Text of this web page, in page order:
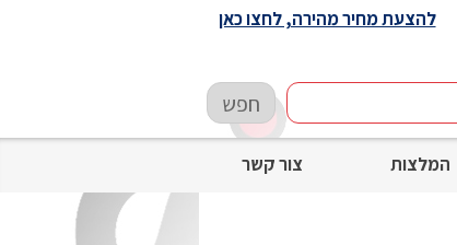
המלצות צור קשר
חפש
להצעת מחיר מהירה, לחצו כאן